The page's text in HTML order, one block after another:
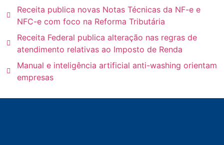
Receita publica novas Notas Técnicas da NF-e e
NFC-e com foco na Reforma Tributária
Receita Federal publica alteração nas regras de
atendimento relativas ao Imposto de Renda
Manual e inteligência artificial anti-washing orientam
empresas